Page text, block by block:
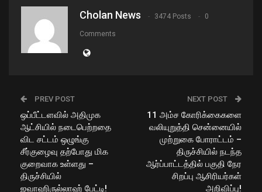
Cholan News 3474 Posts 0
Comments
PREV POST
ஒப்பீட்டளவில் அதிமுக
ஆட்சியில் நடைபெற்றதை
விட சட்டம் ஒழுங்கு
சீர்குழைவு தற்போது மிக
குறைவாக உள்ளது –
திருச்சியில்
ஜவாஹிருல்லாஹ் பேட்டி!
NEXT POST
11 அம்ச கோரிக்கைகளை
வலியுறுத்தி சென்னையில்
முற்றுகை போராட்டம் –
திருச்சியில் நடந்த
ஆர்ப்பாட்டத்தில் பகுதி நேர
சிறப்பு ஆசிரியர்கள்
அறிவிப்பு!